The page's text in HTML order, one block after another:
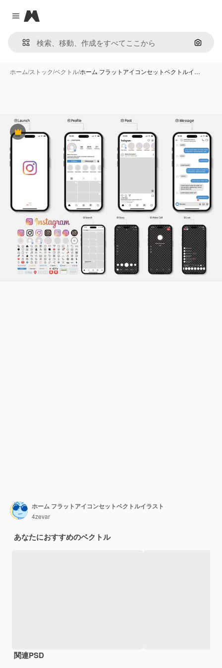
Close menu
Magnific
画像で
ホーム/ストック/ベクトル/ホーム フラットアイコンセットベクトルイ…
Premium
ホーム フラットアイコンセットベクトルイラスト
4zevar
あなたにおすすめのベクトル
関連PSD